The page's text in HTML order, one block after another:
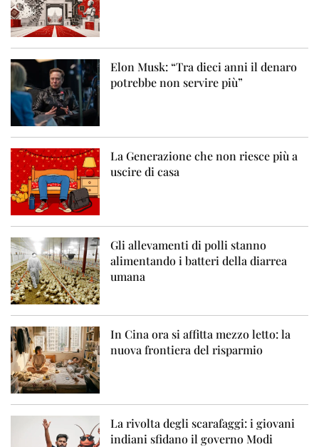
Elon Musk: “Tra dieci anni il denaro
potrebbe non servire più”
La Generazione che non riesce più a
uscire di casa
Gli allevamenti di polli stanno
alimentando i batteri della diarrea
umana
In Cina ora si affitta mezzo letto: la
nuova frontiera del risparmio
La rivolta degli scarafaggi: i giovani
indiani sfidano il governo Modi